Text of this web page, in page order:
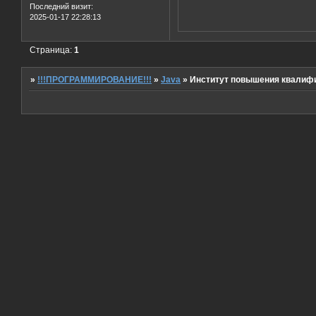
Последний визит:
2025-01-17 22:28:13
Страница:1
» !!!ПРОГРАММИРОВАНИЕ!!! »Java »Институт повышения